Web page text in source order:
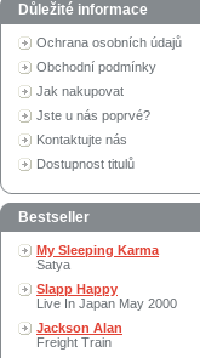
Důležité informace
Ochrana osobních údajů
Obchodní podmínky
Jak nakupovat
Jste u nás poprvé?
Kontaktujte nás
Dostupnost titulů
Bestseller
My Sleeping Karma
Satya
Slapp Happy
Live In Japan May 2000
Jackson Alan
Freight Train